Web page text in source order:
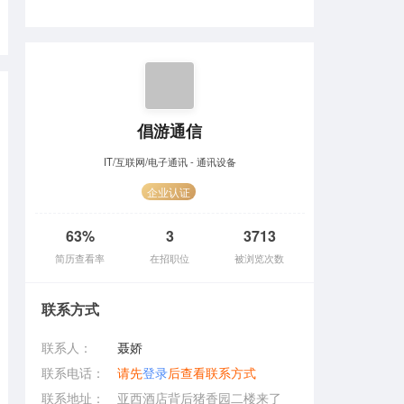
倡游通信
IT/互联网/电子通讯 - 通讯设备
企业认证
63%
简历查看率
3
在招职位
3713
被浏览次数
联系方式
联系人：
聂娇
联系电话：
请先登录后查看联系方式
联系地址：
亚西酒店背后猪香园二楼来了